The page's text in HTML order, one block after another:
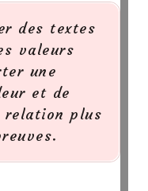
des textes
valeurs
une
et de
plus